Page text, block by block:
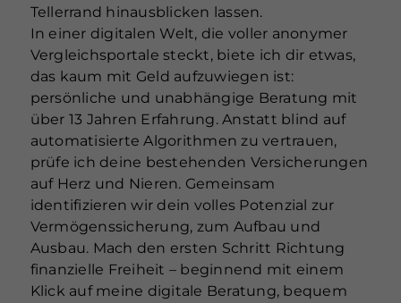
Tellerrand hinausblicken lassen.
In einer digitalen Welt, die voller anonymer
Vergleichsportale steckt, biete ich dir etwas,
das kaum mit Geld aufzuwiegen ist:
persönliche und unabhängige Beratung mit
über 13 Jahren Erfahrung. Anstatt blind auf
automatisierte Algorithmen zu vertrauen,
prüfe ich deine bestehenden Versicherungen
auf Herz und Nieren. Gemeinsam
identifizieren wir dein volles Potenzial zur
Vermögenssicherung, zum Aufbau und
Ausbau. Mach den ersten Schritt Richtung
finanzielle Freiheit – beginnend mit einem
Klick auf meine digitale Beratung, bequem